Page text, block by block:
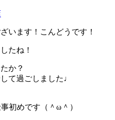
います！こんどうです！
たね！
か？
て過ごしました♩
初めです（＾ω＾）